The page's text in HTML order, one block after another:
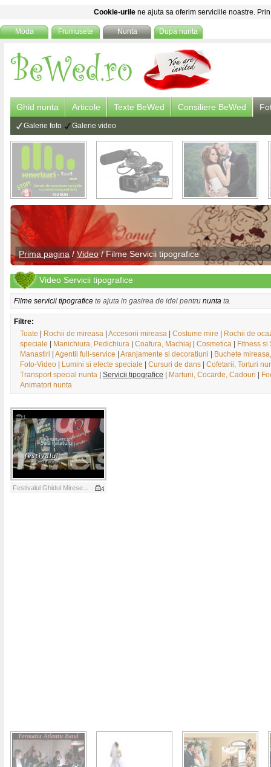
Cookie-urile ne ajuta sa oferim serviciile noastre.
Moda Frumusete Nunta Dupa nunta
Ghid nunta Articole Texte BeWed Consiliere BeWed
Galerie foto Galerie video
Prima pagina / Video/Filme Servicii tipografice
Video Servicii tipografice
Filme servicii tipografice te ajuta in gasirea de idei pentru nunta ta.
Filtre:
Toate
Rochii de mireasa Accesorii mireasa Costume mire
Rochii de
speciale
Manichiura, Pedichiura Coafura, Machiaj Cosmetica
Fitness si
Manastiri
Agentii full-service Aranjamente si decoratiuni
Buchete
Foto-Video
Lumini si efecte speciale Cursuri de dans
Cofetarii, Torturi
Transport special nunta
Servicii tipografice Marturii, Cocarde, Cadouri
Animatori nunta
Festivalul Ghidul Mirese...